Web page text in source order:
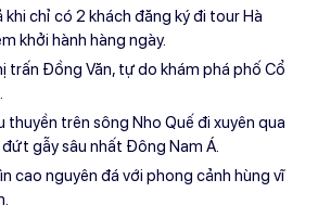
khi chỉ có 2 khách đăng ký đi tour Hà
khởi hành hàng ngày.
trấn Đồng Văn, tự do khám phá phố Cổ
thuyền trên sông Nho Quế đi xuyên qua
đứt gẫy sâu nhất Đông Nam Á.
cao nguyên đá với phong cảnh hùng vĩ